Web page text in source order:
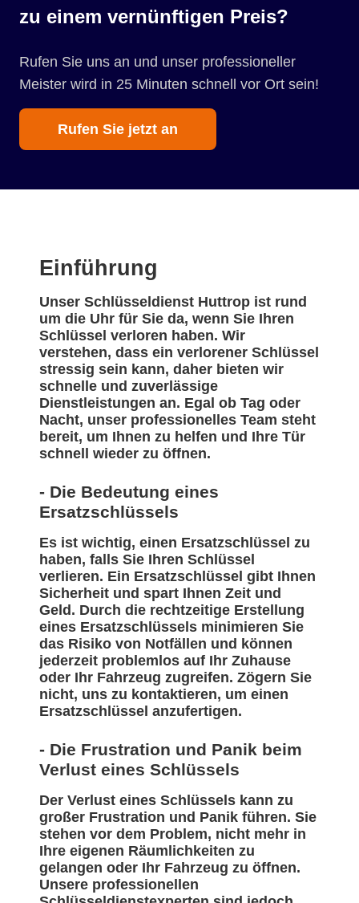
zu einem vernünftigen Preis?
Rufen Sie uns an und unser professioneller
Meister wird in 25 Minuten schnell vor Ort sein!
Rufen Sie jetzt an
Einführung
Unser Schlüsseldienst Huttrop ist rund
um die Uhr für Sie da, wenn Sie Ihren
Schlüssel verloren haben. Wir
verstehen, dass ein verlorener Schlüssel
stressig sein kann, daher bieten wir
schnelle und zuverlässige
Dienstleistungen an. Egal ob Tag oder
Nacht, unser professionelles Team steht
bereit, um Ihnen zu helfen und Ihre Tür
schnell wieder zu öffnen.
- Die Bedeutung eines
Ersatzschlüssels
Es ist wichtig, einen Ersatzschlüssel zu
haben, falls Sie Ihren Schlüssel
verlieren. Ein Ersatzschlüssel gibt Ihnen
Sicherheit und spart Ihnen Zeit und
Geld. Durch die rechtzeitige Erstellung
eines Ersatzschlüssels minimieren Sie
das Risiko von Notfällen und können
jederzeit problemlos auf Ihr Zuhause
oder Ihr Fahrzeug zugreifen. Zögern Sie
nicht, uns zu kontaktieren, um einen
Ersatzschlüssel anzufertigen.
- Die Frustration und Panik beim
Verlust eines Schlüssels
Der Verlust eines Schlüssels kann zu
großer Frustration und Panik führen. Sie
stehen vor dem Problem, nicht mehr in
Ihre eigenen Räumlichkeiten zu
gelangen oder Ihr Fahrzeug zu öffnen.
Unsere professionellen